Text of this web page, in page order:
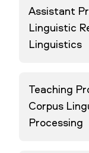
Assistant
Linguistic
Linguistics
Teaching
Corpus
Processing